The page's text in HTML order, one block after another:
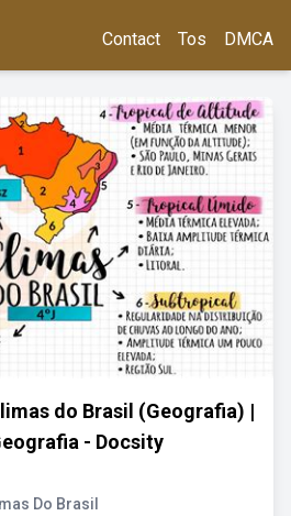
Contact Tos DMCA
do Brasil (Geografia) |
- Docsity
Do Brasil